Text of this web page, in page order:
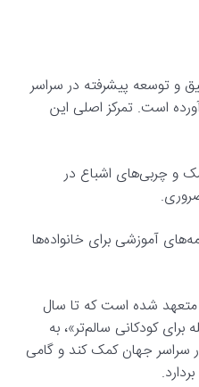
از ۳۴ مرکز تحقیق و توسعه پیشرفته در سراسر
است. تمرکز اصلی این
و چربی‌های اشباع در
آموزشی برای خانواده‌ها
۲۰۳۰: نستله متعهد شده است که تا سال
برای کودکانی سالم‌تر»، به
کودک در سراسر جهان کمک کند و گامی